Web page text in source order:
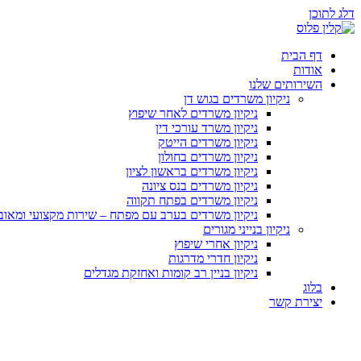
דלג לתוכן
דף הבית
אודות
השירותים שלנו
ניקיון משרדים בגוש דן
ניקיון משרדים לאחר שיפוץ
ניקיון משרד עורכי דין
ניקיון משרדים הייטק
ניקיון משרדים בחולון
ניקיון משרדים בראשון לציון
ניקיון משרדים בנס ציונה
ניקיון משרדים בפתח תקווה
ניקיון משרדים בערב עם מפתח – שירות מקצועי
ניקיון בנייני מגורים
ניקיון אחרי שיפוץ
ניקיון חדרי מדרגות
ניקיון בניין רב קומות ואחזקת מגדלים
בלוג
יצירת קשר